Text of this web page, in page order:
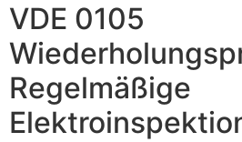
VDE 0105
Regelmäßige